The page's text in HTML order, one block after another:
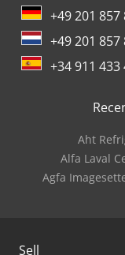
+49 201 857
+49 201 857
+34 911 433
Aht
Alfa Laval
Agfa
Sell